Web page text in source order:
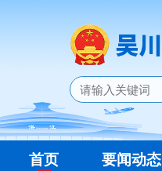
首页 要闻动态